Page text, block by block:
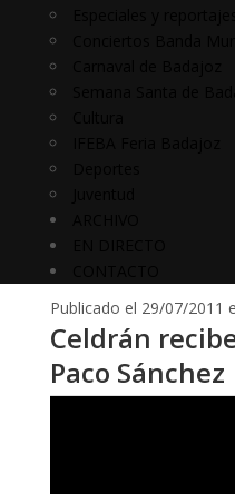
Publicado el 29/07/2011
Celdrán
Paco Sánchez